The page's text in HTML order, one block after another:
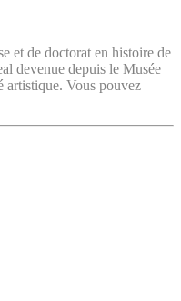
et de doctorat en histoire de
devenue depuis le Musée
artistique. Vous pouvez